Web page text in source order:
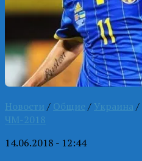
Новости / Общие / Украина /
ЧМ-2018
14.06.2018 - 12:44